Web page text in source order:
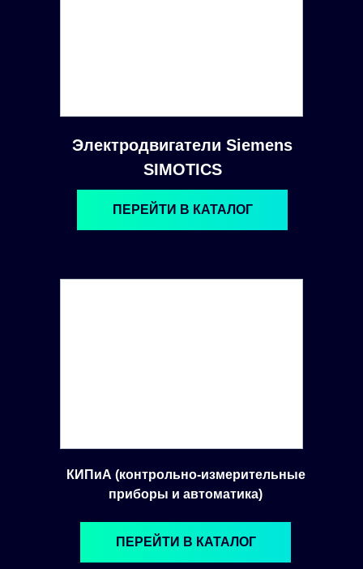
Электродвигатели Siemens
SIMOTICS
ПЕРЕЙТИ В КАТАЛОГ
КИПиА (контрольно-измерительные
приборы и автоматика)
ПЕРЕЙТИ В КАТАЛОГ